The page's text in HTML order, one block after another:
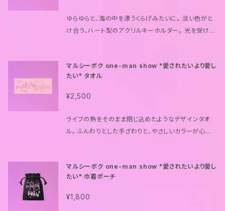
ゆらゆらと、海の中を漂うくらげみたいに。 淡い色がと
け合う、ハート型のアクリルキーホルダー。 光を受ける
でくれる。 ライブの思い出と、あの瞬間のきらめきを閉
じ込めた特別なアイテムです。
マルシーボク one-man show "愛されたいより愛し
たい" タオル
¥2,500
ライブの熱をそのまま閉じ込めたようなデザインタオ
ル。 ふんわりとした手ざわりと、やさしいカラーが心地
余韻を感じられるアイテムです。
マルシーボク one-man show "愛されたいより愛し
たい" 巾着ポーチ
¥1,800